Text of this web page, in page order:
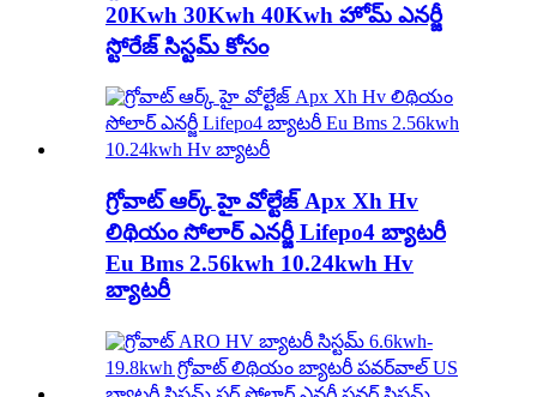
20Kwh 30Kwh 40Kwh హోమ్ ఎనర్జీ
స్టోరేజ్ సిస్టమ్ కోసం
గ్రోవాట్ ఆర్క్ హై వోల్టేజ్ Apx Xh Hv
లిథియం సోలార్ ఎనర్జీ Lifepo4 బ్యాటరీ
Eu Bms 2.56kwh 10.24kwh Hv
బ్యాటరీ